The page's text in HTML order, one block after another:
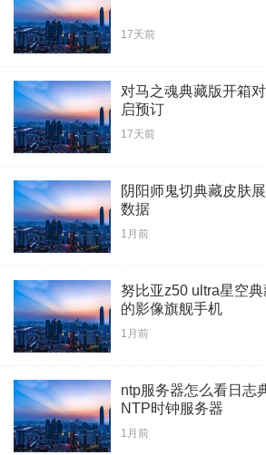
17天前
对马之魂典藏版开箱
启预订
17天前
阴阳师鬼切典藏皮肤
数据
1月前
努比亚z50 ultra星空
的影像旗舰手机
1月前
ntp服务器怎么看日志
NTP时钟服务器
1月前